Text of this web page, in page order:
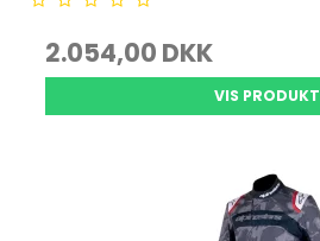
2.054,00 DKK
VIS PRODUKT